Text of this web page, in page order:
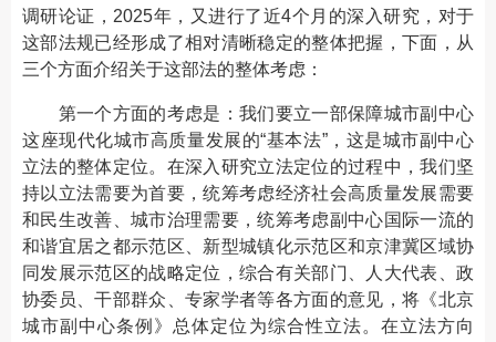
调研论证，2025年，又进行了近4个月的深入研究，对于
这部法规已经形成了相对清晰稳定的整体把握，下面，从
三个方面介绍关于这部法的整体考虑：
第一个方面的考虑是：我们要立一部保障城市副中心
这座现代化城市高质量发展的“基本法”，这是城市副中心
立法的整体定位。在深入研究立法定位的过程中，我们坚
持以立法需要为首要，统筹考虑经济社会高质量发展需要
和民生改善、城市治理需要，统筹考虑副中心国际一流的
和谐宜居之都示范区、新型城镇化示范区和京津冀区域协
同发展示范区的战略定位，综合有关部门、人大代表、政
协委员、干部群众、专家学者等各方面的意见，将《北京
城市副中心条例》总体定位为综合性立法。在立法方向